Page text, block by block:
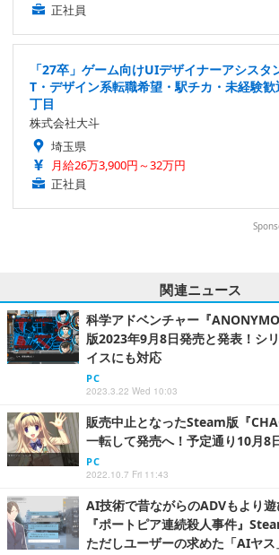
正社員
「27卒」ゲーム向けUIデザイナーアシスタ
T・デザイン系転職希望・駅チカ・未経験
丁目
株式会社大斗
埼玉県
月給26万3,900円～32万円
正社員
関連ニュース
科学アドベンチャー『
版2023年9月8日発売と発表！シ
イスにも対応
PC
2023.3.22 Wed 10:03
販売中止となったSteam版『
一転して発売へ！予定通り10月8
PC
2022.10.7 Fri 11:43
AI技術で昔ながらのADVもより
『ポートピア連続殺人事件』
ただしユーザーの求めた「AIヤ